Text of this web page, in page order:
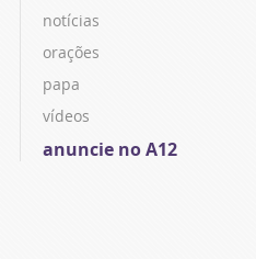
notícias
orações
papa
vídeos
anuncie no A12